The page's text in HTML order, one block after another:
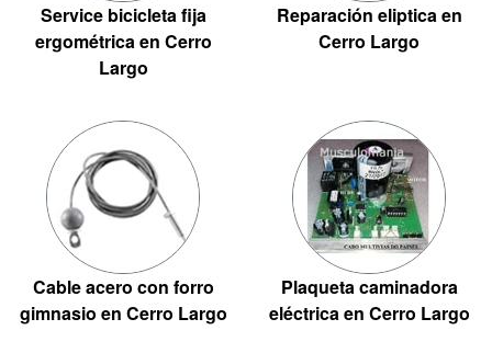
Service bicicleta fija
ergométrica en Cerro
Largo
Reparación eliptica en
Cerro Largo
Cable acero con forro
gimnasio en Cerro Largo
Plaqueta caminadora
eléctrica en Cerro Largo